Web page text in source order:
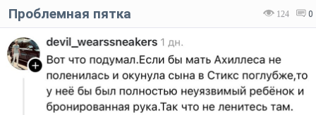
124 0
Проблемная пятка